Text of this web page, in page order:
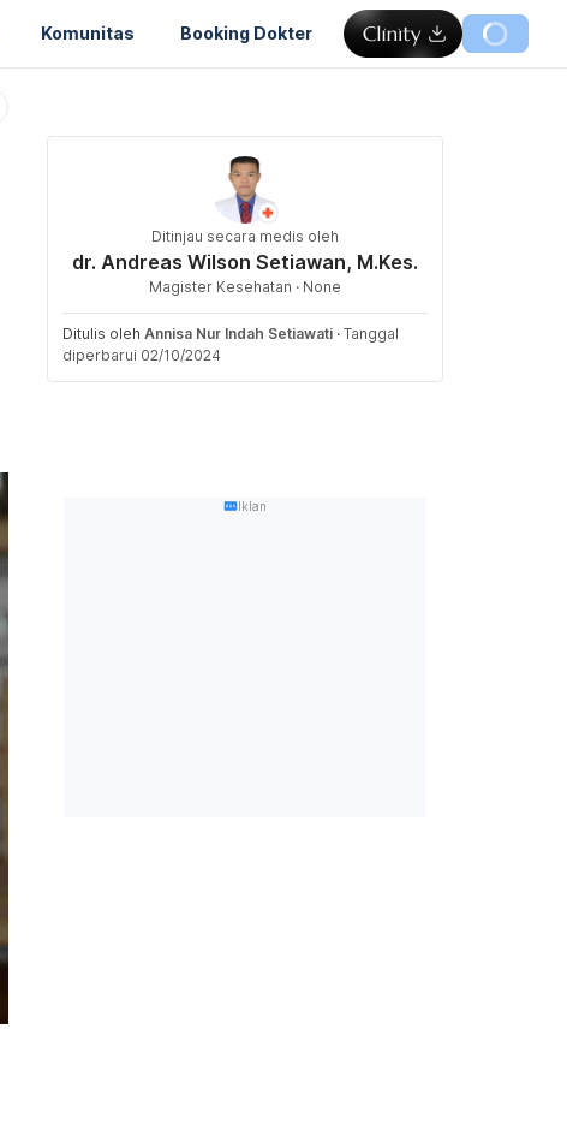
Komunitas Booking Dokter
Ditinjau secara medis oleh
dr. Andreas Wilson Setiawan, M.Kes.
Magister Kesehatan · None
Ditulis oleh Annisa Nur Indah Setiawati · Tanggal
diperbarui 02/10/2024
Iklan